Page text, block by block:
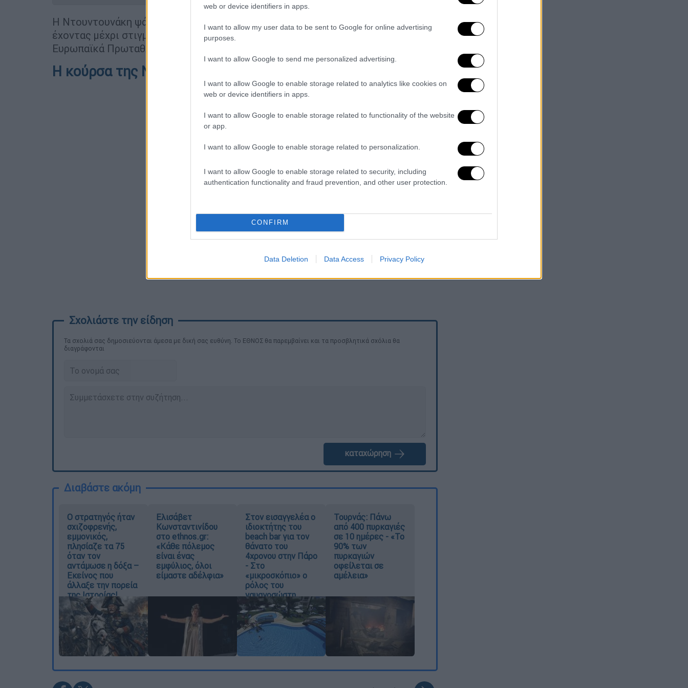
web or device identifiers in apps.
I want to allow my user data to be sent to Google for online advertising
purposes.
I want to allow Google to send me personalized advertising.
I want to allow Google to enable storage related to analytics like cookies on
web or device identifiers in apps.
I want to allow Google to enable storage related to functionality of the website
or app.
I want to allow Google to enable storage related to personalization.
I want to allow Google to enable storage related to security, including
authentication functionality and fraud prevention, and other user protection.
CONFIRM
Data Deletion Data Access Privacy Policy
Η Ντουντουνάκη ψάχνει την πρώτη μεγάλη διάκριση σε παγκόσμιο επίπεδο,
έχοντας μέχρι στιγμής δύο χρυσά, ένα αργυρό και τρία χάλκινα μετάλλια σε
Ευρωπαϊκά Πρωταθλήματα.
Η κούρσα της Ντουντουνάκη
Τα σχολιά σας δημοσιεύονται άμεσα με δική σας ευθύνη. Το ΕΘΝΟΣ θα παρεμβαίνει και τα προσβλητικά σχόλια θα
διαγράφονται
καταχώρηση
Διαβάστε ακόμη
O στρατηγός ήταν
σχιζοφρενής,
εμμονικός,
πλησίαζε τα 75
όταν τον
αντάμωσε η δόξα –
Εκείνος που
άλλαξε την πορεία
της Ιστορίας!
Ελισάβετ
Κωνσταντινίδου
στο ethnos.gr:
«Κάθε πόλεμος
είναι ένας
εμφύλιος, όλοι
είμαστε αδέλφια»
Στον εισαγγελέα ο
ιδιοκτήτης του
beach bar για τον
θάνατο του
4χρονου στην Πάρο
- Στο
«μικροσκόπιο» ο
ρόλος του
ναυαγοσώστη
Τουρνάς: Πάνω
από 400 πυρκαγιές
σε 10 ημέρες - «Το
90% των
πυρκαγιών
οφείλεται σε
αμέλεια»